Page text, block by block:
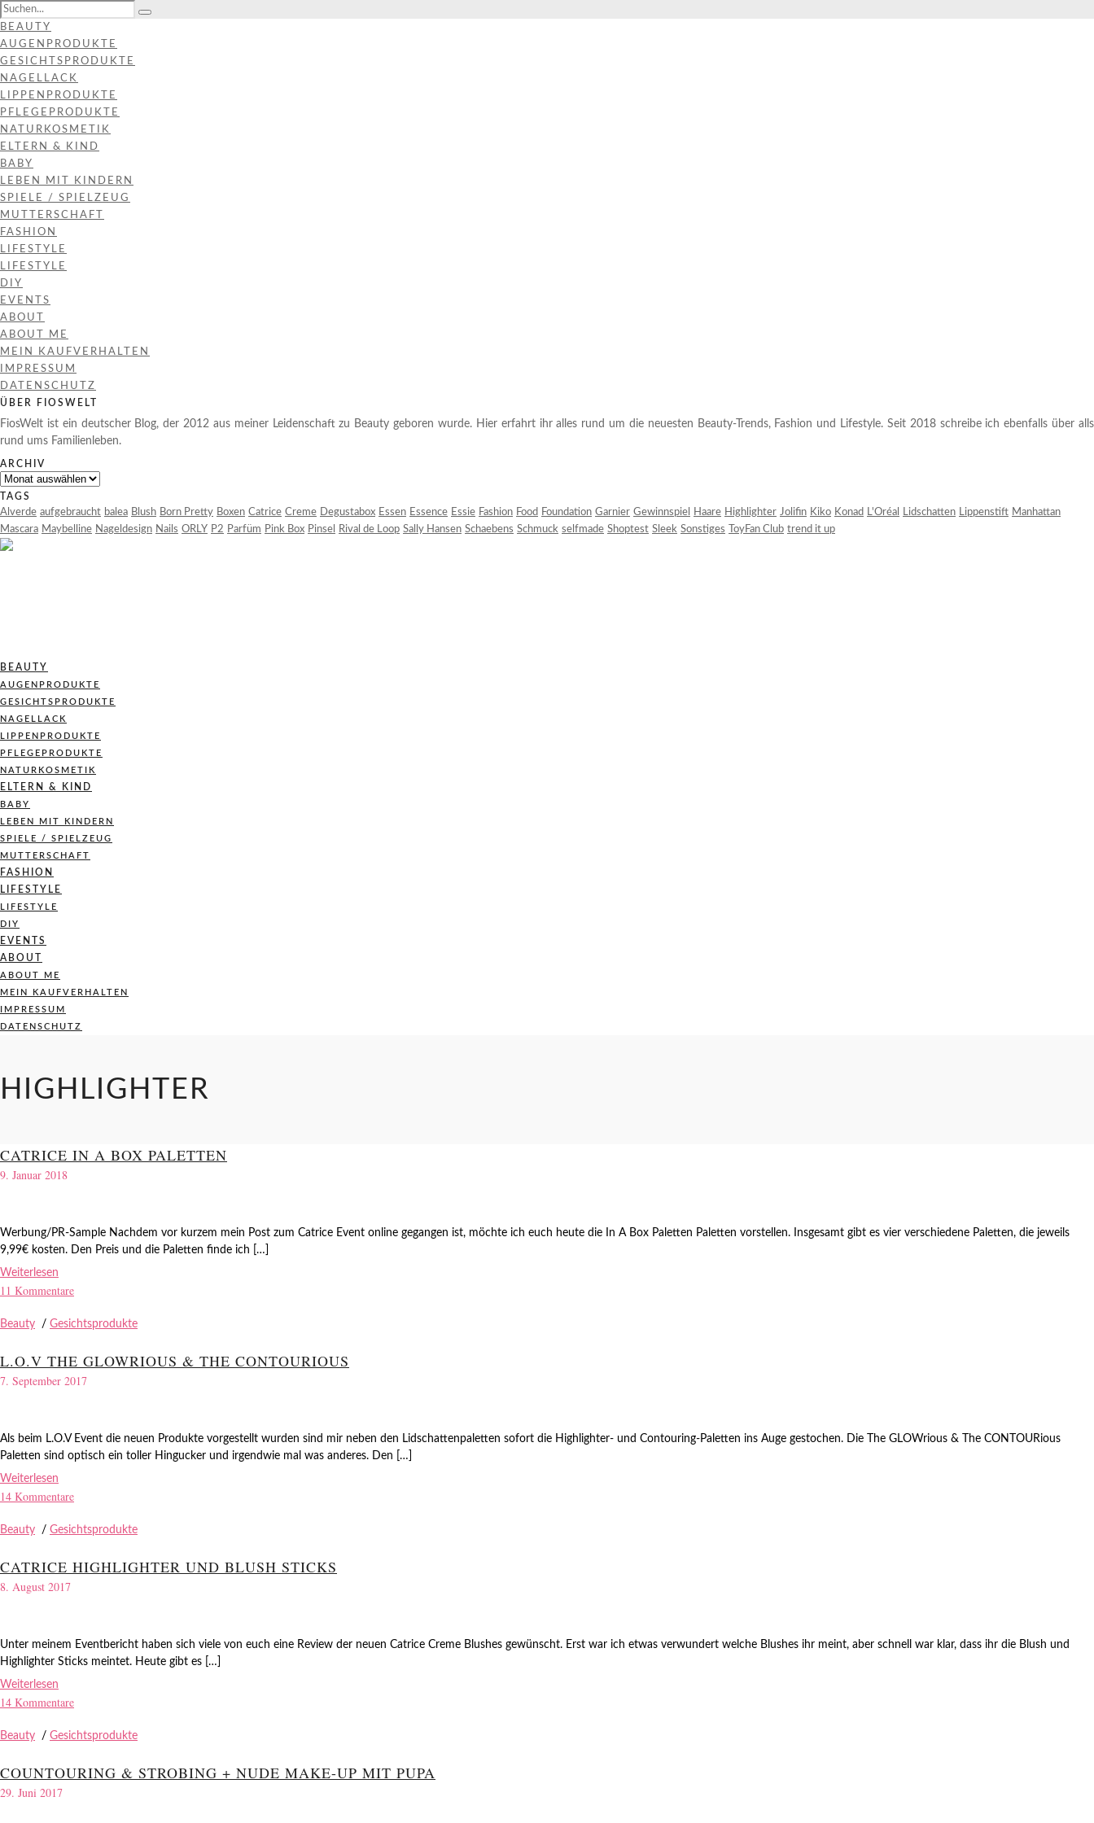
BEAUTY
AUGENPRODUKTE
GESICHTSPRODUKTE
NAGELLACK
LIPPENPRODUKTE
PFLEGEPRODUKTE
NATURKOSMETIK
ELTERN & KIND
BABY
LEBEN MIT KINDERN
SPIELE / SPIELZEUG
MUTTERSCHAFT
FASHION
LIFESTYLE
LIFESTYLE
DIY
EVENTS
ABOUT
ABOUT ME
MEIN KAUFVERHALTEN
IMPRESSUM
DATENSCHUTZ
ÜBER FIOSWELT
FiosWelt ist ein deutscher Blog, der 2012 aus meiner Leidenschaft zu Beauty geboren wurde. Hier erfahrt ihr alles rund um die neuesten Beauty-Trends, Fashion und Lifestyle. Seit 2018 schreibe ich ebenfalls über alls
rund ums Familienleben.
ARCHIV
Archiv
TAGS
Alverde aufgebraucht balea Blush Born Pretty Boxen Catrice Creme Degustabox Essen Essence Essie Fashion Food Foundation Garnier Gewinnspiel Haare Highlighter Jolifin Kiko Konad L'Oréal Lidschatten Lippenstift Manhattan
Mascara Maybelline Nageldesign Nails ORLY P2 Parfüm Pink Box Pinsel Rival de Loop Sally Hansen Schaebens Schmuck selfmade Shoptest Sleek Sonstiges ToyFan Club trend it up
BEAUTY
AUGENPRODUKTE
GESICHTSPRODUKTE
NAGELLACK
LIPPENPRODUKTE
PFLEGEPRODUKTE
NATURKOSMETIK
ELTERN & KIND
BABY
LEBEN MIT KINDERN
SPIELE / SPIELZEUG
MUTTERSCHAFT
FASHION
LIFESTYLE
LIFESTYLE
DIY
EVENTS
ABOUT
ABOUT ME
MEIN KAUFVERHALTEN
IMPRESSUM
DATENSCHUTZ
HIGHLIGHTER
CATRICE IN A BOX PALETTEN
9. Januar 2018
Werbung/PR-Sample Nachdem vor kurzem mein Post zum Catrice Event online gegangen ist, möchte ich euch heute die In A Box Paletten Paletten vorstellen. Insgesamt gibt es vier verschiedene Paletten, die jeweils
9,99€ kosten. Den Preis und die Paletten finde ich […]
Weiterlesen
11 Kommentare
Beauty / Gesichtsprodukte
L.O.V THE GLOWRIOUS & THE CONTOURIOUS
7. September 2017
Als beim L.O.V Event die neuen Produkte vorgestellt wurden sind mir neben den Lidschattenpaletten sofort die Highlighter- und Contouring-Paletten ins Auge gestochen. Die The GLOWrious & The CONTOURious
Paletten sind optisch ein toller Hingucker und irgendwie mal was anderes. Den […]
Weiterlesen
14 Kommentare
Beauty / Gesichtsprodukte
CATRICE HIGHLIGHTER UND BLUSH STICKS
8. August 2017
Unter meinem Eventbericht haben sich viele von euch eine Review der neuen Catrice Creme Blushes gewünscht. Erst war ich etwas verwundert welche Blushes ihr meint, aber schnell war klar, dass ihr die Blush und
Highlighter Sticks meintet. Heute gibt es […]
Weiterlesen
14 Kommentare
Beauty / Gesichtsprodukte
COUNTOURING & STROBING + NUDE MAKE-UP MIT PUPA
29. Juni 2017